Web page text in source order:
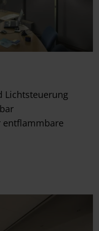
Lichtsteuerung
entflammbare